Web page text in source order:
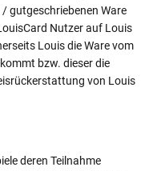
gutgeschriebenen Ware
Nutzer auf Louis
Louis die Ware vom
bzw. dieser die
von Louis
deren Teilnahme